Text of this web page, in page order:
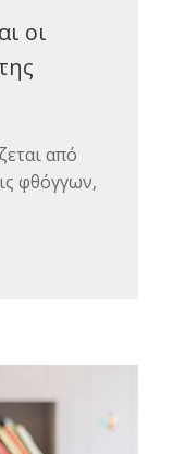
οι
από
φθόγγων,